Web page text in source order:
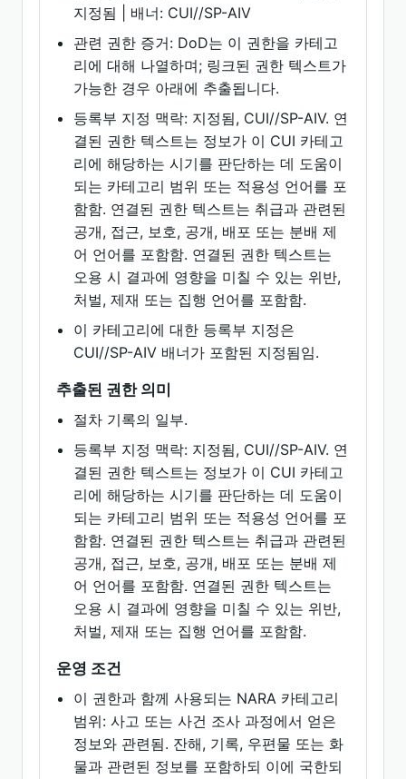
지정됨 | 배너: CUI//SP-AIV
관련 권한 증거: DoD는 이 권한을 카테고
리에 대해 나열하며; 링크된 권한 텍스트가
가능한 경우 아래에 추출됩니다.
등록부 지정 맥락: 지정됨, CUI//SP-AIV. 연
결된 권한 텍스트는 정보가 이 CUI 카테고
리에 해당하는 시기를 판단하는 데 도움이
되는 카테고리 범위 또는 적용성 언어를 포
함함. 연결된 권한 텍스트는 취급과 관련된
공개, 접근, 보호, 공개, 배포 또는 분배 제
어 언어를 포함함. 연결된 권한 텍스트는
오용 시 결과에 영향을 미칠 수 있는 위반,
처벌, 제재 또는 집행 언어를 포함함.
이 카테고리에 대한 등록부 지정은
CUI//SP-AIV 배너가 포함된 지정됨임.
추출된 권한 의미
절차 기록의 일부.
등록부 지정 맥락: 지정됨, CUI//SP-AIV. 연
결된 권한 텍스트는 정보가 이 CUI 카테고
리에 해당하는 시기를 판단하는 데 도움이
되는 카테고리 범위 또는 적용성 언어를 포
함함. 연결된 권한 텍스트는 취급과 관련된
공개, 접근, 보호, 공개, 배포 또는 분배 제
어 언어를 포함함. 연결된 권한 텍스트는
오용 시 결과에 영향을 미칠 수 있는 위반,
처벌, 제재 또는 집행 언어를 포함함.
운영 조건
이 권한과 함께 사용되는 NARA 카테고리
범위: 사고 또는 사건 조사 과정에서 얻은
정보와 관련됨. 잔해, 기록, 우편물 또는 화
물과 관련된 정보를 포함하되 이에 국한되